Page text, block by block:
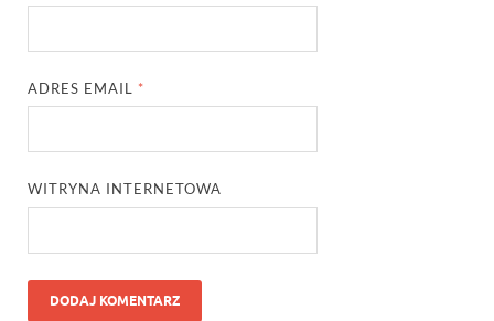
ADRES EMAIL *
WITRYNA INTERNETOWA